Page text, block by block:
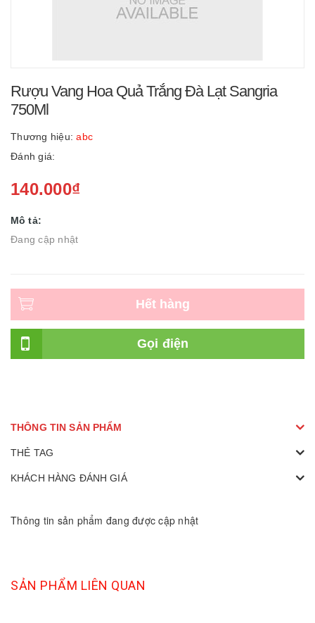
Rượu Vang Hoa Quả Trắng Đà Lạt Sangria
750Ml
Thương hiệu: abc
Đánh giá:
140.000₫
Mô tả:
Đang cập nhật
Hết hàng
Gọi điện
THÔNG TIN SẢN PHẨM
THẺ TAG
KHÁCH HÀNG ĐÁNH GIÁ
Thông tin sản phẩm đang được cập nhật
SẢN PHẨM LIÊN QUAN